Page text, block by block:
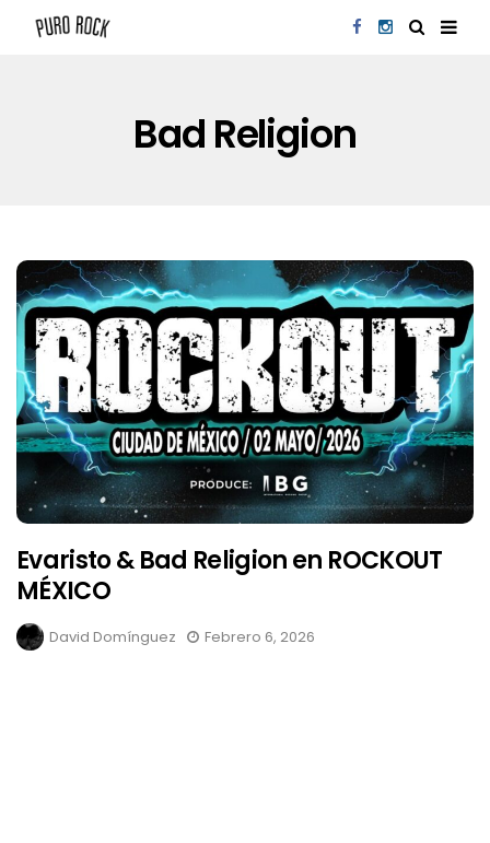
Bad Religion
Evaristo & Bad Religion en ROCKOUT
MÉXICO
David Domínguez Febrero 6, 2026